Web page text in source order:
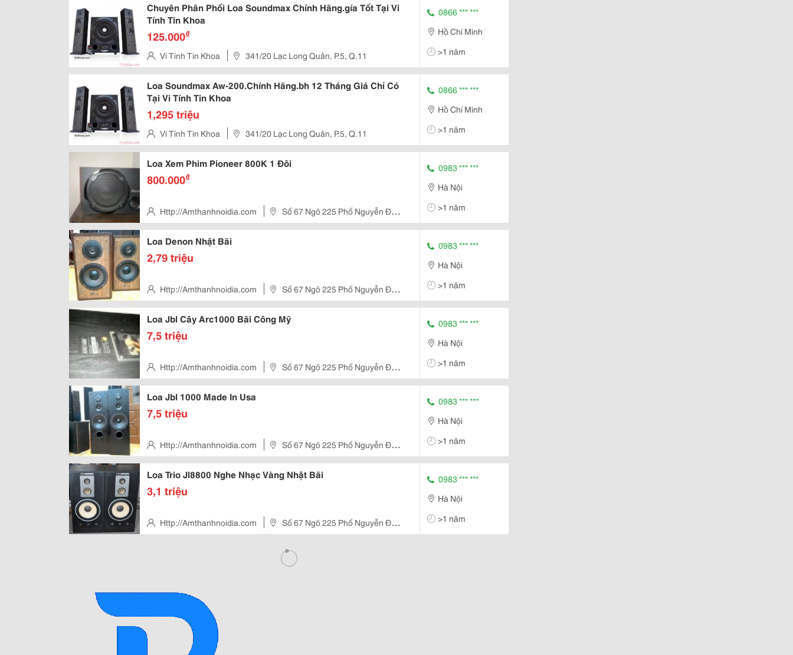
Chuyên Phân Phối Loa Soundmax Chính Hãng.gía Tốt Tại Vi
Tính Tin Khoa
125.000₫
Vi Tính Tin Khoa 341/20 Lạc Long Quân, P.5, Q.11
0866 *** ***
Hồ Chí Minh
>1 năm
Loa Soundmax Aw-200.Chính Hãng.bh 12 Tháng Giá Chỉ Có
Tại Vi Tính Tin Khoa
1,295 triệu
Vi Tính Tin Khoa 341/20 Lạc Long Quân, P.5, Q.11
0866 *** ***
Hồ Chí Minh
>1 năm
Loa Xem Phim Pioneer 800K 1 Đôi
800.000₫
Http://Amthanhnoidia.com
Số 67 Ngõ 225 Phố Nguyễn Đức
Cảnh - Q.hoàng Mai - Hn
0983 *** ***
Hà Nội
>1 năm
Loa Denon Nhật Bãi
2,79 triệu
Http://Amthanhnoidia.com
Số 67 Ngõ 225 Phố Nguyễn Đức
Cảnh - Q.hoàng Mai - Hn
0983 *** ***
Hà Nội
>1 năm
Loa Jbl Cây Arc1000 Bãi Công Mỹ
7,5 triệu
Http://Amthanhnoidia.com
Số 67 Ngõ 225 Phố Nguyễn Đức
Cảnh - Q.hoàng Mai - Hn
0983 *** ***
Hà Nội
>1 năm
Loa Jbl 1000 Made In Usa
7,5 triệu
Http://Amthanhnoidia.com
Số 67 Ngõ 225 Phố Nguyễn Đức
Cảnh - Q.hoàng Mai - Hn
0983 *** ***
Hà Nội
>1 năm
Loa Trio Jl8800 Nghe Nhạc Vàng Nhật Bãi
3,1 triệu
Http://Amthanhnoidia.com
Số 67 Ngõ 225 Phố Nguyễn Đức
Cảnh - Q.hoàng Mai - Hn
0983 *** ***
Hà Nội
>1 năm